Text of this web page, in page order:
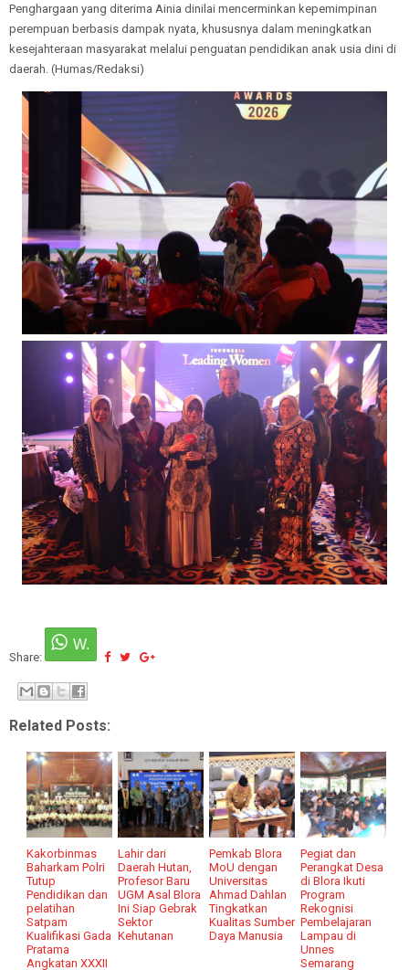
Penghargaan yang diterima Ainia dinilai mencerminkan kepemimpinan
perempuan berbasis dampak nyata, khususnya dalam meningkatkan
kesejahteraan masyarakat melalui penguatan pendidikan anak usia dini di
daerah. (Humas/Redaksi)
Share:
Related Posts:
Kakorbinmas
Baharkam Polri
Tutup
Pendidikan dan
pelatihan
Satpam
Kualifikasi Gada
Pratama
Angkatan XXXII
Lahir dari
Daerah Hutan,
Profesor Baru
UGM Asal Blora
Ini Siap Gebrak
Sektor
Kehutanan
Pemkab Blora
MoU dengan
Universitas
Ahmad Dahlan
Tingkatkan
Kualitas Sumber
Daya Manusia
Pegiat dan
Perangkat Desa
di Blora Ikuti
Program
Rekognisi
Pembelajaran
Lampau di
Unnes
Semarang